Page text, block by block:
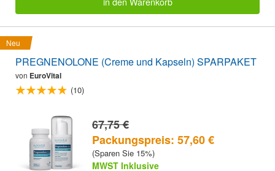
Neu
PREGNENOLONE (Creme und Kapseln) SPARPAKET
von EuroVital
(10)
67,75 €
Packungspreis: 57,60 €
(Sparen Sie 15%)
MWST Inklusive